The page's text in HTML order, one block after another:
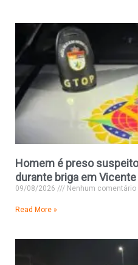
Homem é preso
durante briga em
09/08/2026 Nenhum comentário
Read More »